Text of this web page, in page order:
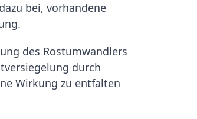
bei, vorhandene
des Rostumwandlers
durch
Wirkung zu entfalten